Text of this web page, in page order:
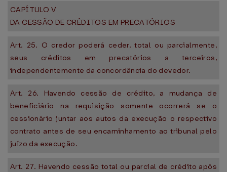
CAPÍTULO V
DA CESSÃO DE CRÉDITOS EM PRECATÓRIOS
Art. 25. O credor poderá ceder, total ou parcialmente,
seus créditos em precatórios a terceiros,
independentemente da concordância do devedor.
Art. 26. Havendo cessão de crédito, a mudança de
beneficiário na requisição somente ocorrerá se o
cessionário juntar aos autos da execução o respectivo
contrato antes de seu encaminhamento ao tribunal pelo
juízo da execução.
Art. 27. Havendo cessão total ou parcial de crédito após